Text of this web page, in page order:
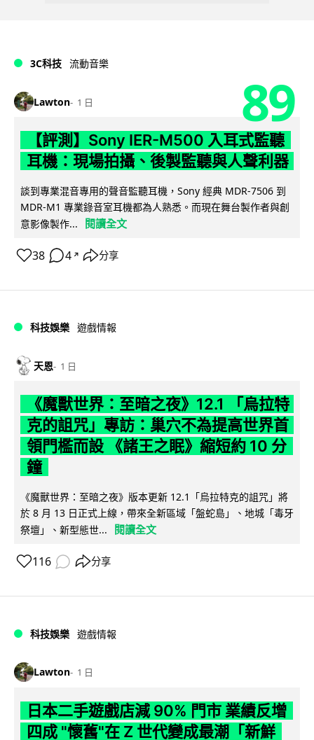
3C科技 流動音樂
Lawton 1 日 89
【評測】Sony IER-M500 入耳式監聽
耳機：現場拍攝、後製監聽與人聲利器
談到專業混音專用的聲音監聽耳機，Sony 經典 MDR-7506 到
MDR-M1 專業錄音室耳機都為人熟悉。而現在舞台製作者與創
意影像製作...
閱讀全文
38 4 ↗ 分享
科技娛樂 遊戲情報
天恩 1 日
《魔獸世界：至暗之夜》12.1 「烏拉特
克的詛咒」專訪：巢穴不為提高世界首
領門檻而設 《諸王之眠》縮短約 10 分
鐘
《魔獸世界：至暗之夜》版本更新 12.1「烏拉特克的詛咒」將
於 8 月 13 日正式上線，帶來全新區域「盤蛇島」、地城「毒牙
祭壇」、新型態世...
閱讀全文
116 分享
科技娛樂 遊戲情報
Lawton 1 日
日本二手遊戲店減 90% 門市 業績反增
四成 "懷舊"在 Z 世代變成最潮「新鮮